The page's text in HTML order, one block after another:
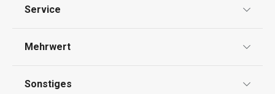
Impressum
Service
Rückgabe von Waren/Reklamation
Mehrwert
Sonstiges